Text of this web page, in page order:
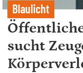
Blaulicht
sucht